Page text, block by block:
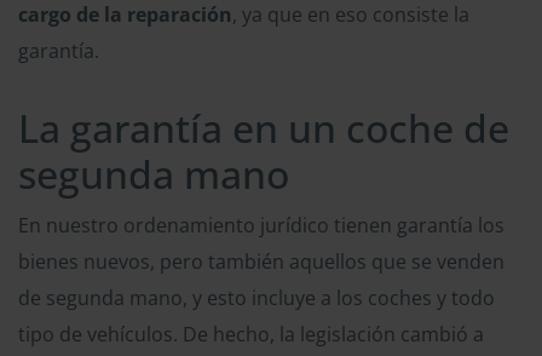
cargo de la reparación, ya que en eso consiste la
garantía.
La garantía en un coche de
segunda mano
En nuestro ordenamiento jurídico tienen garantía los
bienes nuevos, pero también aquellos que se venden
de segunda mano, y esto incluye a los coches y todo
tipo de vehículos. De hecho, la legislación cambió a